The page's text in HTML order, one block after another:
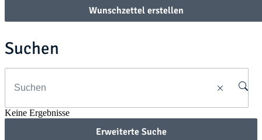
Wunschzettel erstellen
Suchen
Keine Ergebnisse
Erweiterte Suche